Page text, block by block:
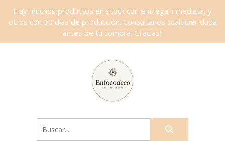
Hay muchos productos en stock con entrega inmediata, y
otros con 30 días de producción. Consultanos cualquier duda
antes de tu compra. Gracias!!